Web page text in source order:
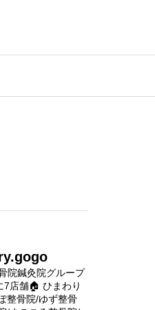
院鍼灸院グループ
7店舗🏠 ひまわり
整骨院/ゆず整骨